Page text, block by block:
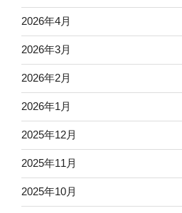
2026年4月
2026年3月
2026年2月
2026年1月
2025年12月
2025年11月
2025年10月